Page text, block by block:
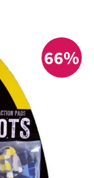
66%